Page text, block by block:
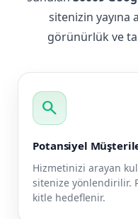
sitenizin yayına
görünürlük ve
search
Potansiyel
Hizmetinizi arayan
sitenize yönlendirilir.
kitle hedeflenir.